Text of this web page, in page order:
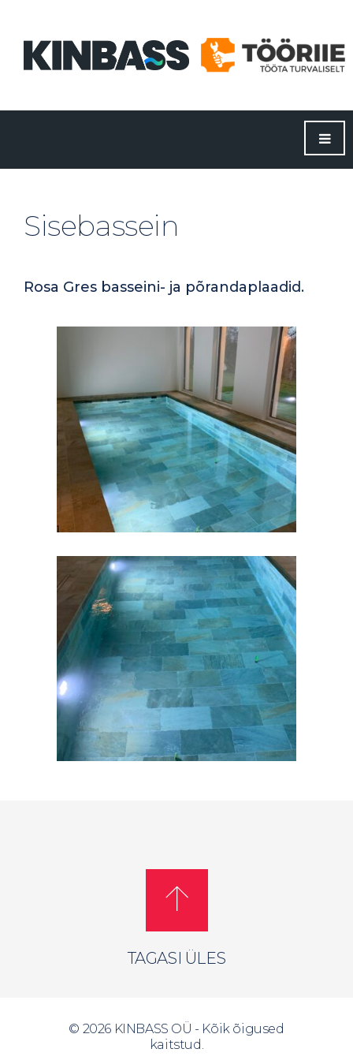
Sisebassein
Rosa Gres basseini- ja põrandaplaadid.
TAGASI ÜLES
© 2026 KINBASS OÜ - Kõik õigused
kaitstud.